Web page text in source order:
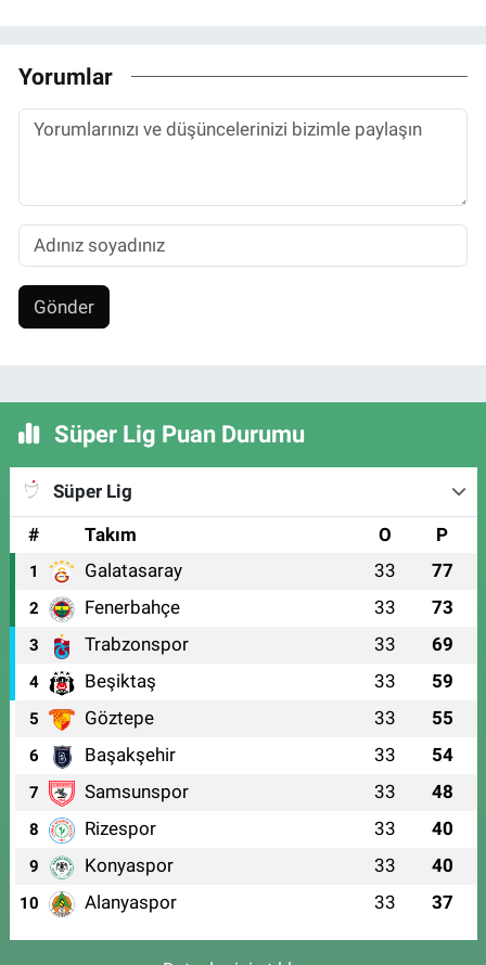
Yorumlar
Gönder
Süper Lig Puan Durumu
Süper Lig
#
Takım O P
1 Galatasaray 33 77
2 Fenerbahçe 33 73
3 Trabzonspor 33 69
4 Beşiktaş 33 59
5 Göztepe 33 55
6 Başakşehir 33 54
7 Samsunspor 33 48
8 Rizespor 33 40
9 Konyaspor 33 40
10 Alanyaspor 33 37